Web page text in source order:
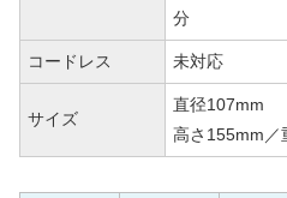
分
コードレス 未対応
サイズ
直径107mm
高さ155mm／